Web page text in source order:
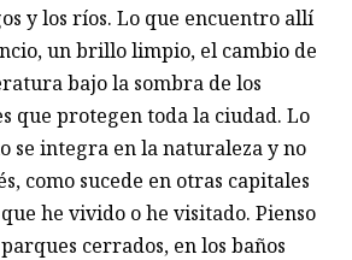
y los ríos. Lo que encuentro allí
un brillo limpio, el cambio de
bajo la sombra de los
que protegen toda la ciudad. Lo
se integra en la naturaleza y no
como sucede en otras capitales
he vivido o he visitado. Pienso
cerrados, en los baños